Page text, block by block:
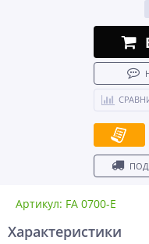
Артикул: FA 0700-Е
Характеристики